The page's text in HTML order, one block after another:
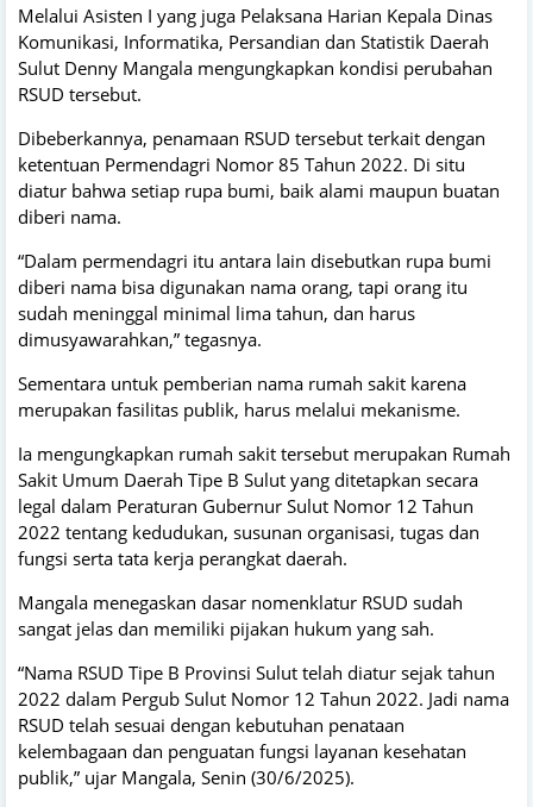
Melalui Asisten I yang juga Pelaksana Harian Kepala Dinas
Komunikasi, Informatika, Persandian dan Statistik Daerah
Sulut Denny Mangala mengungkapkan kondisi perubahan
RSUD tersebut.
Dibeberkannya, penamaan RSUD tersebut terkait dengan
ketentuan Permendagri Nomor 85 Tahun 2022. Di situ
diatur bahwa setiap rupa bumi, baik alami maupun buatan
diberi nama.
“Dalam permendagri itu antara lain disebutkan rupa bumi
diberi nama bisa digunakan nama orang, tapi orang itu
sudah meninggal minimal lima tahun, dan harus
dimusyawarahkan,” tegasnya.
Sementara untuk pemberian nama rumah sakit karena
merupakan fasilitas publik, harus melalui mekanisme.
Ia mengungkapkan rumah sakit tersebut merupakan Rumah
Sakit Umum Daerah Tipe B Sulut yang ditetapkan secara
legal dalam Peraturan Gubernur Sulut Nomor 12 Tahun
2022 tentang kedudukan, susunan organisasi, tugas dan
fungsi serta tata kerja perangkat daerah.
Mangala menegaskan dasar nomenklatur RSUD sudah
sangat jelas dan memiliki pijakan hukum yang sah.
“Nama RSUD Tipe B Provinsi Sulut telah diatur sejak tahun
2022 dalam Pergub Sulut Nomor 12 Tahun 2022. Jadi nama
RSUD telah sesuai dengan kebutuhan penataan
kelembagaan dan penguatan fungsi layanan kesehatan
publik,” ujar Mangala, Senin (30/6/2025).